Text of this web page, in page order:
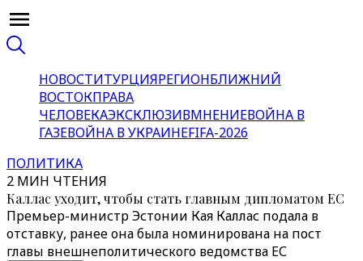
НОВОСТИТУРЦИЯРЕГИОНБЛИЖНИЙ
ВОСТОКПРАВА
ЧЕЛОВЕКАЭКСКЛЮЗИВМНЕНИЕВОЙНА В
ГАЗЕВОЙНА В УКРАИНЕFIFA-2026
ПОЛИТИКА
2 МИН ЧТЕНИЯ
Каллас уходит, чтобы стать главным дипломатом ЕС
Премьер-министр Эстонии Кая Каллас подала в
отставку, ранее она была номинирована на пост
главы внешнеполитического ведомства ЕС